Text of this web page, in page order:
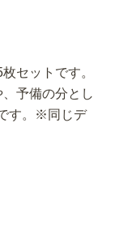
セットです。
予備の分とし
す。※同じデ